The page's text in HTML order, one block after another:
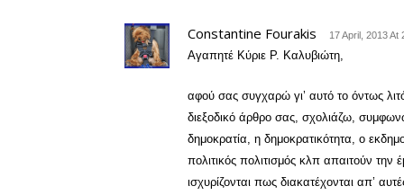
Constantine Fourakis 17 April, 2013 At
Αγαπητέ Κύριε Ρ. Καλυβιώτη,
αφού σας συγχαρώ γι’ αυτό το όντως
διεξοδικό άρθρο σας, σχολιάζω,
δημοκρατία, η δημοκρατικότητα, ο
πολιτικός πολιτισμός κλπ απαιτούν
ισχυρίζονται πως διακατέχονται απ’